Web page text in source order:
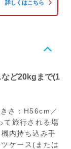
詳しくはこちら
ど20kgまで(1
さ：H56cm／
て旅行される場
内持ち込み手
ケース(または